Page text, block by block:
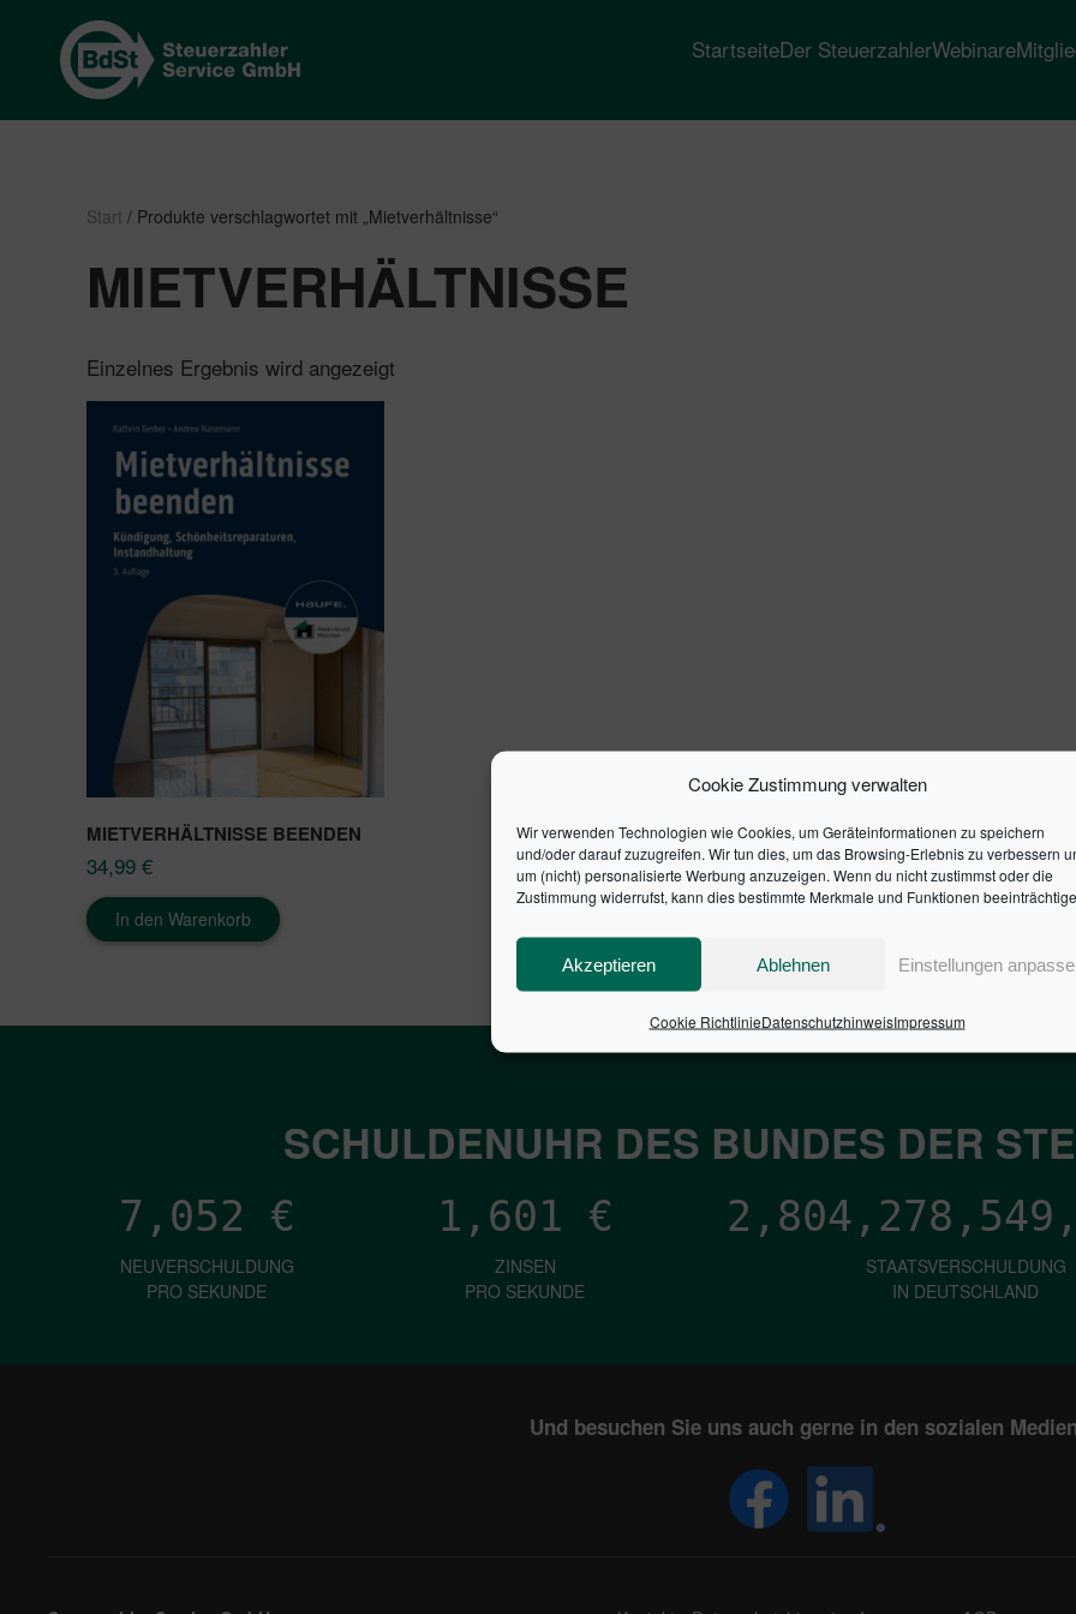
Cookie Zustimmung verwalten
Wir verwenden Technologien wie Cookies, um Geräteinformationen zu speichern
und/oder darauf zuzugreifen. Wir tun dies, um das Browsing-Erlebnis zu verbessern
um (nicht) personalisierte Werbung anzuzeigen. Wenn du nicht zustimmst oder die
Zustimmung widerrufst, kann dies bestimmte Merkmale und Funktionen
Akzeptieren Ablehnen Einstellungen
Cookie RichtlinieDatenschutzhinweisImpressum
StartseiteDer SteuerzahlerWebinare
Start / Produkte verschlagwortet mit „Mietverhältnisse“
MIETVERHÄLTNISSE
Einzelnes Ergebnis wird angezeigt
MIETVERHÄLTNISSE BEENDEN
34,99 €
In den Warenkorb
SCHULDENUHR DES BUNDES DER
7,052 €
NEUVERSCHULDUNG
PRO SEKUNDE
1,601 €
ZINSEN
PRO SEKUNDE
STAATSVERSCHULDUNG
IN DEUTSCHLAND
Und besuchen Sie uns auch gerne in den sozialen